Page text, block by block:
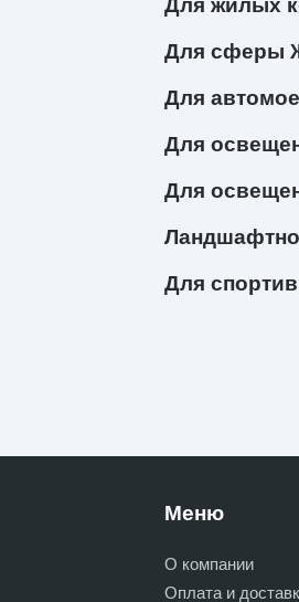
Для жилых
Для сферы
Для
Для
Для
Для
Меню
О компании
Оплата и